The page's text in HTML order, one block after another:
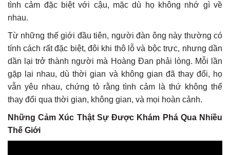
tình cảm đặc biệt với cậu, mặc dù họ không nhớ gì về
nhau.
Từ những thế giới đầu tiên, người đàn ông này thường có
tính cách rất đặc biệt, đôi khi thô lỗ và bộc trực, nhưng dần
dần lại trở thành người mà Hoàng Đan phải lòng. Mỗi lần
gặp lại nhau, dù thời gian và không gian đã thay đổi, họ
vẫn yêu nhau, chứng tỏ rằng tình cảm là thứ không thể
thay đổi qua thời gian, không gian, và mọi hoàn cảnh.
Những Cảm Xúc Thật Sự Được Khám Phá Qua Nhiều
Thế Giới